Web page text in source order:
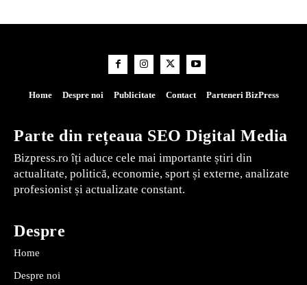
Home Despre noi Publicitate Contact Parteneri BizPress
Parte din rețeaua SEO Digital Media
Bizpress.ro îți aduce cele mai importante știri din
actualitate, politică, economie, sport și externe, analizate
profesionist și actualizate constant.
Despre
Home
Despre noi